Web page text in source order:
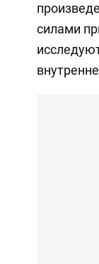
силами